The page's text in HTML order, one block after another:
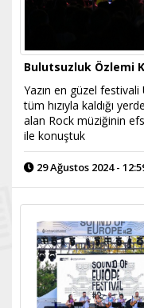
Bulutsuzluk Özlemi
Yazın en güzel festivali
tüm hızıyla kaldığı
alan Rock müziğinin
ile konuştuk
29 Ağustos 2024 -